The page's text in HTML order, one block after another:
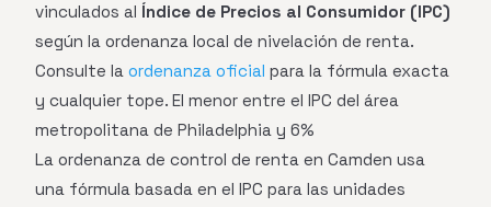
vinculados al Índice de Precios al Consumidor (IPC)
según la ordenanza local de nivelación de renta.
Consulte la ordenanza oficial para la fórmula exacta
y cualquier tope. El menor entre el IPC del área
metropolitana de Philadelphia y 6%
La ordenanza de control de renta en Camden usa
una fórmula basada en el IPC para las unidades